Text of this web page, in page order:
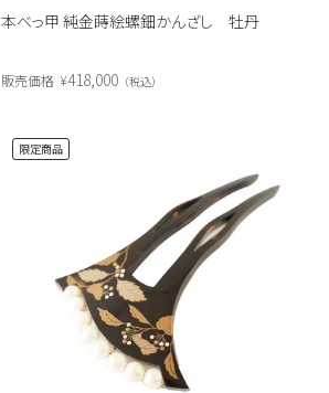
本べっ甲 純金蒔絵螺鈿かんざし 牡丹
販売価格 ¥418,000 税込
限定商品